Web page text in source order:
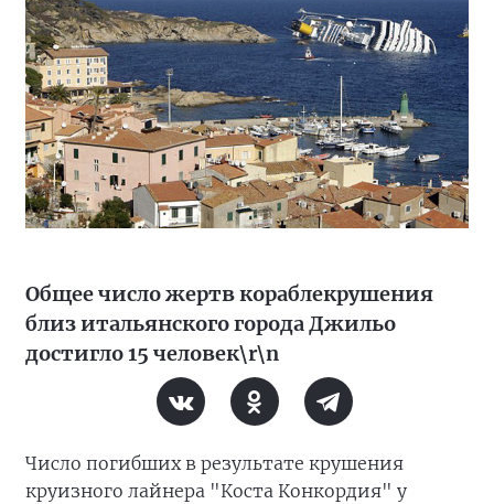
Общее число жертв кораблекрушения
близ итальянского города Джильо
достигло 15 человек\r\n
Число погибших в результате крушения
круизного лайнера "Коста Конкордия" у